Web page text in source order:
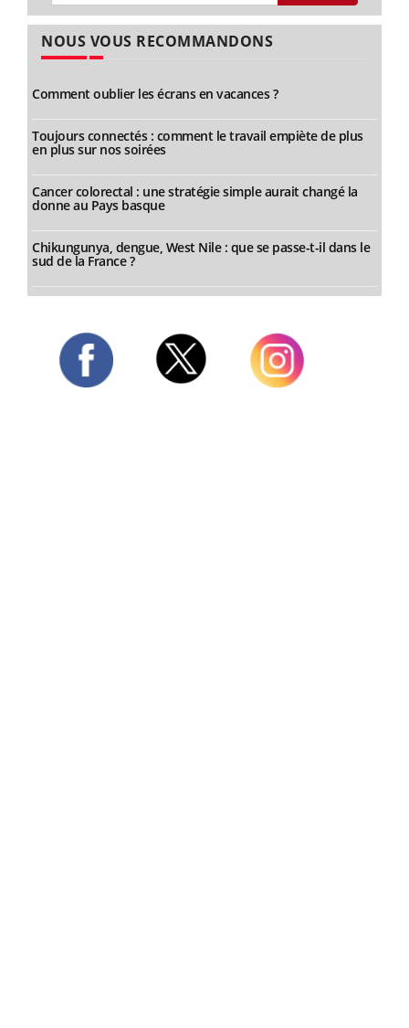
NOUS VOUS RECOMMANDONS
Comment oublier les écrans en vacances ?
Toujours connectés : comment le travail empiète de plus
en plus sur nos soirées
Cancer colorectal : une stratégie simple aurait changé la
donne au Pays basque
Chikungunya, dengue, West Nile : que se passe-t-il dans le
sud de la France ?